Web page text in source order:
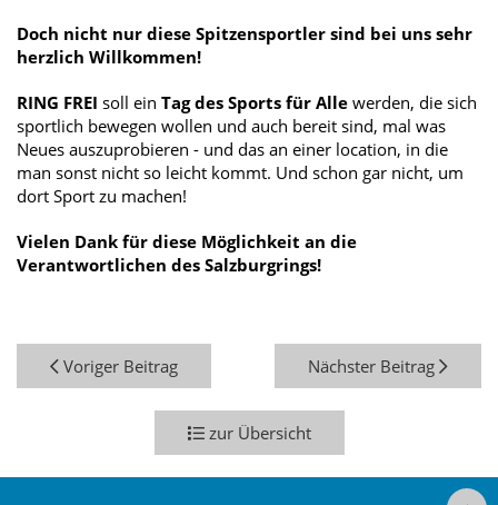
Doch nicht nur diese Spitzensportler sind bei uns sehr
herzlich Willkommen!
RING FREI soll ein Tag des Sports für Alle werden, die sich
sportlich bewegen wollen und auch bereit sind, mal was
Neues auszuprobieren - und das an einer location, in die
man sonst nicht so leicht kommt. Und schon gar nicht, um
dort Sport zu machen!
Vielen Dank für diese Möglichkeit an die
Verantwortlichen des Salzburgrings!
Voriger Beitrag Nächster Beitrag
zur Übersicht